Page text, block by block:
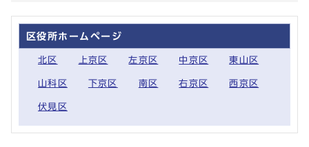
区役所ホームページ
北区 上京区 左京区 中京区 東山区
山科区 下京区 南区 右京区 西京区
伏見区